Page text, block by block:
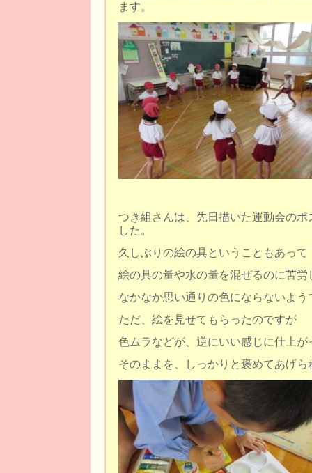
ます。
つき組さんは、先日描いた運動会の
した。
久しぶりの絵の具ということもあって
絵の具の量や水の量を混ぜるのに苦労
なかなか思い通りの色にならないよう
ただ、絵を見せてもらったのですが
色ムラなどが、逆にいい感じに仕上が
そのままを、しっかりと褒めてあげ